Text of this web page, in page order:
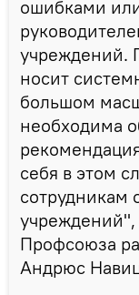
ошибками
учреждений.
носит
большом
необходима
себя в этом
сотрудникам
учреждений",
Профсоюза
Андрюс